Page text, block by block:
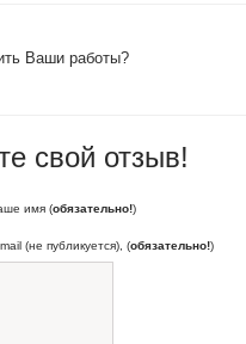
Ваши работы?
свой отзыв!
имя (обязательно!)
(не публикуется), (обязательно!)